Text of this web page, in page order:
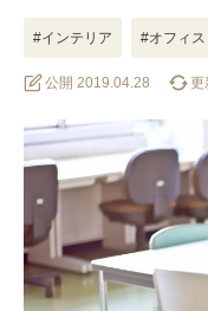
人気のタグ
#オフィス #インタビュー
#働き方 #特集 #レ
#キャリア #ノウハウ
#こだわりオフィス
#インテリア #オフィス
公開 2019.04.28 更